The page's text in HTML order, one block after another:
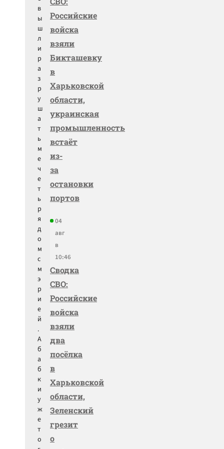
в
ы
ш
л
и
р
а
з
р
у
ш
а
т
ь
м
е
ч
е
т
ь
р
я
д
о
м
с
м
э
р
и
е
й
.
А
б
а
б
к
и
у
ж
е
т
о
Российские
войска
взяли
Бикташевку
в
Харьковской
области,
украинская
промышленность
встаёт
из-
за
остановки
портов
04
авг
в
10:46
Сводка
СВО:
Российские
войска
взяли
два
посёлка
в
Харьковской
области,
Зеленский
грезит
о